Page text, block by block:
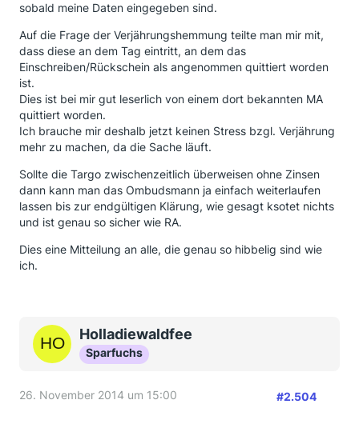
sobald meine Daten eingegeben sind.
Auf die Frage der Verjährungshemmung teilte man mir mit,
dass diese an dem Tag eintritt, an dem das
Einschreiben/Rückschein als angenommen quittiert worden
ist.
Dies ist bei mir gut leserlich von einem dort bekannten MA
quittiert worden.
Ich brauche mir deshalb jetzt keinen Stress bzgl. Verjährung
mehr zu machen, da die Sache läuft.
Sollte die Targo zwischenzeitlich überweisen ohne Zinsen
dann kann man das Ombudsmann ja einfach weiterlaufen
lassen bis zur endgültigen Klärung, wie gesagt ksotet nichts
und ist genau so sicher wie RA.
Dies eine Mitteilung an alle, die genau so hibbelig sind wie
ich.
Holladiewaldfee
Sparfuchs
26. November 2014 um 15:00 #2.504